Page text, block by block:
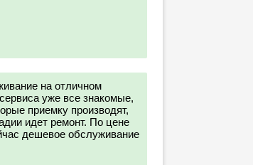
на отличном
уже все знакомые,
приемку производят,
идет ремонт. По цене
дешевое обслуживание